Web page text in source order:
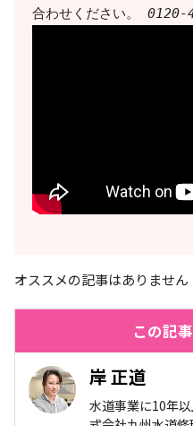
合わせください。
オススメの記事はありません
この記
岸 正道
水道事業に10年